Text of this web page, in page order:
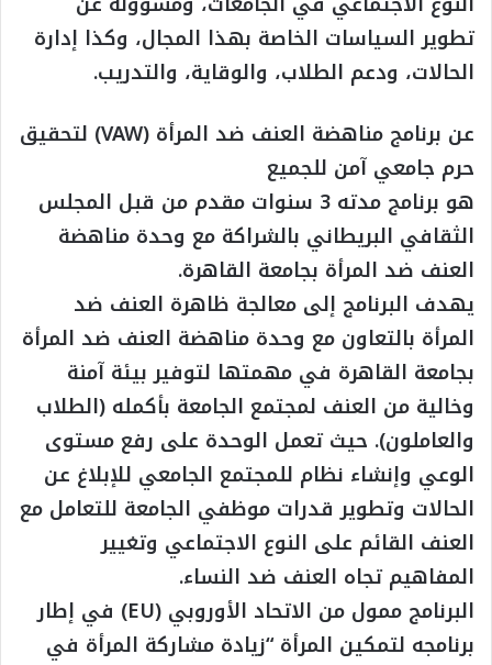
تطوير السياسات الخاصة بهذا المجال، وكذا إدارة
الحالات، ودعم الطلاب، والوقاية، والتدريب.
عن برنامج مناهضة العنف ضد المرأة (VAW) لتحقيق
حرم جامعي آمن للجميع
هو برنامج مدته 3 سنوات مقدم من قبل المجلس
الثقافي البريطاني بالشراكة مع وحدة مناهضة
العنف ضد المرأة بجامعة القاهرة.
يهدف البرنامج إلى معالجة ظاهرة العنف ضد
المرأة بالتعاون مع وحدة مناهضة العنف ضد المرأة
بجامعة القاهرة في مهمتها لتوفير بيئة آمنة
وخالية من العنف لمجتمع الجامعة بأكمله (الطلاب
والعاملون). حيث تعمل الوحدة على رفع مستوى
الوعي وإنشاء نظام للمجتمع الجامعي للإبلاغ عن
الحالات وتطوير قدرات موظفي الجامعة للتعامل مع
العنف القائم على النوع الاجتماعي وتغيير
المفاهيم تجاه العنف ضد النساء.
البرنامج ممول من الاتحاد الأوروبي (EU) في إطار
برنامجه لتمكين المرأة “زيادة مشاركة المرأة في